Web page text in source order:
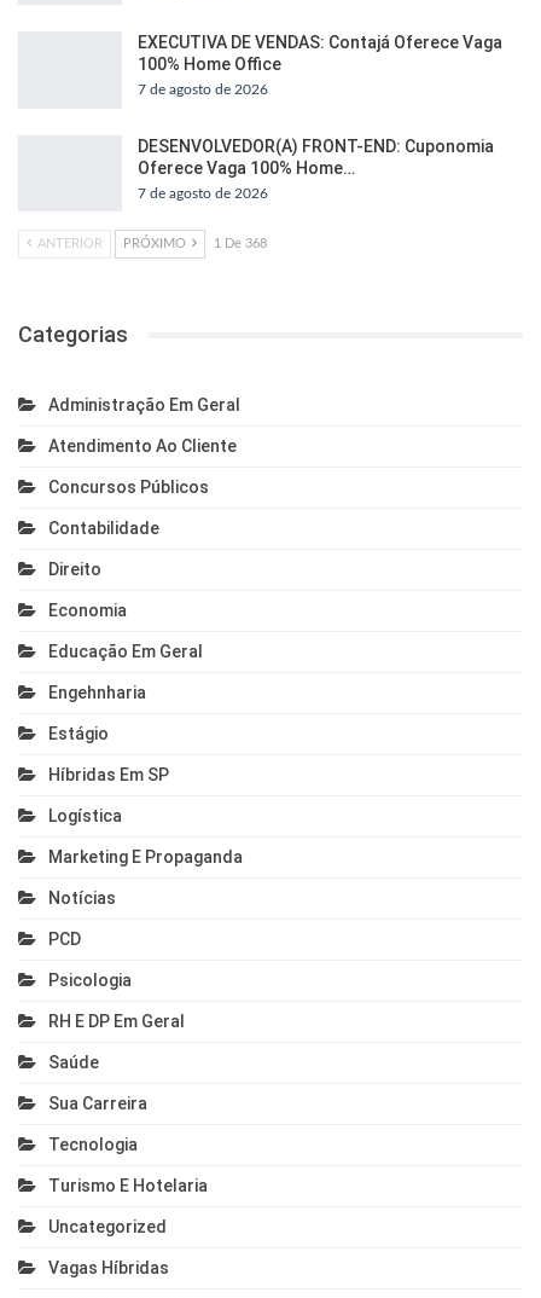
EXECUTIVA DE VENDAS: Contajá Oferece Vaga
100% Home Office
7 de agosto de 2026
DESENVOLVEDOR(A) FRONT-END: Cuponomia
Oferece Vaga 100% Home…
7 de agosto de 2026
ANTERIOR PRÓXIMO 1 De 368
Categorias
Administração Em Geral
Atendimento Ao Cliente
Concursos Públicos
Contabilidade
Direito
Economia
Educação Em Geral
Engehnharia
Estágio
Híbridas Em SP
Logística
Marketing E Propaganda
Notícias
PCD
Psicologia
RH E DP Em Geral
Saúde
Sua Carreira
Tecnologia
Turismo E Hotelaria
Uncategorized
Vagas Híbridas